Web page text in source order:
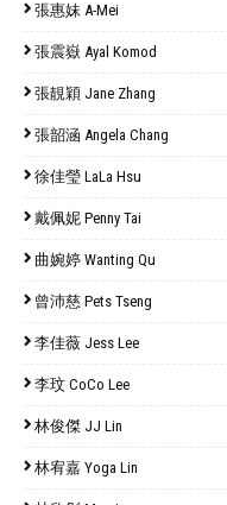
張惠妹 A-Mei
張震嶽 Ayal Komod
張靚穎 Jane Zhang
張韶涵 Angela Chang
徐佳瑩 LaLa Hsu
戴佩妮 Penny Tai
曲婉婷 Wanting Qu
曾沛慈 Pets Tseng
李佳薇 Jess Lee
李玟 CoCo Lee
林俊傑 JJ Lin
林宥嘉 Yoga Lin